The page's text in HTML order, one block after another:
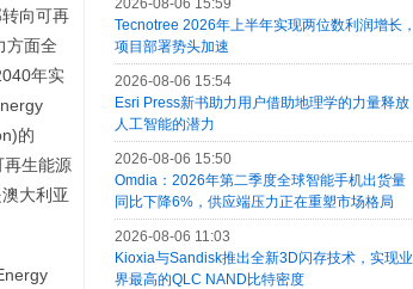
向可再
方面全
年实
的
再生能源
大利亚
2026-08-06 15:59
Tecnotree 2026年上半年实现两位数利润增长，
项目部署势头加速
2026-08-06 15:54
Esri Press新书助力用户借助地理学的力量释放
人工智能的潜力
2026-08-06 15:50
Omdia：2026年第二季度全球智能手机出货量
同比下降6%，供应端压力正在重塑市场格局
2026-08-06 11:03
Kioxia与Sandisk推出全新3D闪存技术，实现业
界最高的QLC NAND比特密度